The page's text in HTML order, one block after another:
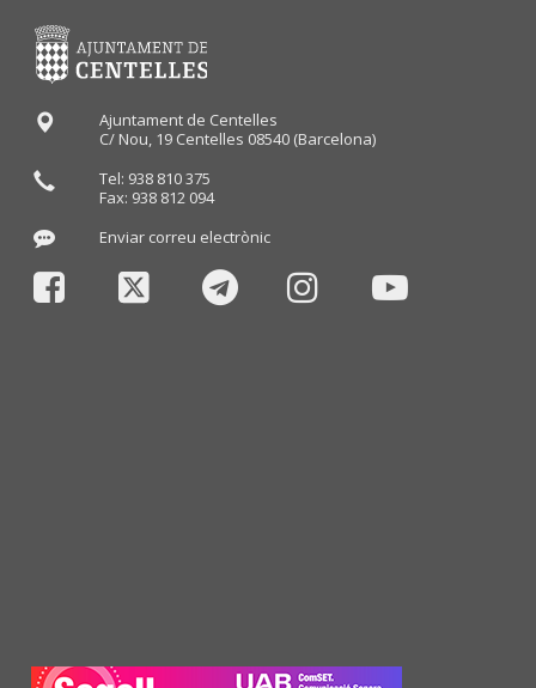
Ajuntament de Centelles
C/ Nou, 19 Centelles 08540 (Barcelona)
Tel: 938 810 375
Fax: 938 812 094
Enviar correu electrònic